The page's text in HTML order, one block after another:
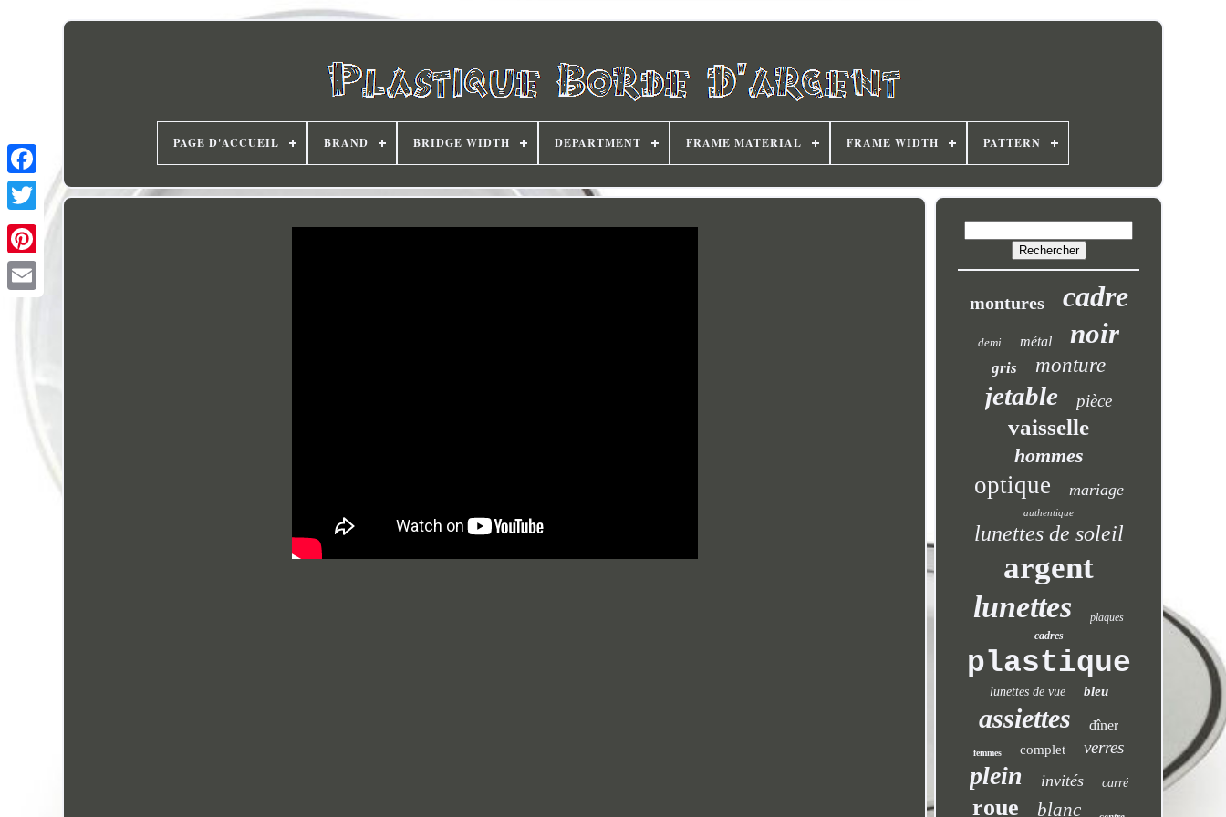
PAGE D'ACCUEIL BRAND BRIDGE WIDTH DEPARTMENT FRAME MATERIAL FRAME WIDTH PATTERN
montures cadre
demi métal noir
gris monture
jetable pièce
vaisselle
hommes
optique mariage
authentique
lunettes de soleil
argent
lunettes
plaques
cadres
plastique
lunettes de vue bleu
assiettes dîner
femmes complet verres
plein invités carré
roue blanc